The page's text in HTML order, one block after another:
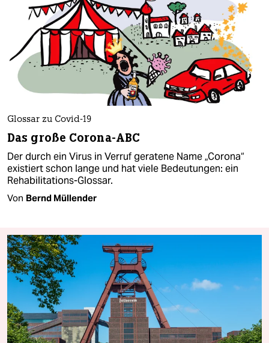
Glossar zu Covid-19
Das große Corona-ABC
Der durch ein Virus in Verruf geratene Name „Corona“
existiert schon lange und hat viele Bedeutungen: ein
Rehabilitations-Glossar.
Von Bernd Müllender